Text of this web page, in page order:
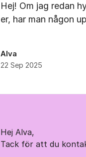
Hej! Om jag redan
er, har man någon
Alva
22 Sep 2025
Hej Alva,
Tack för att du